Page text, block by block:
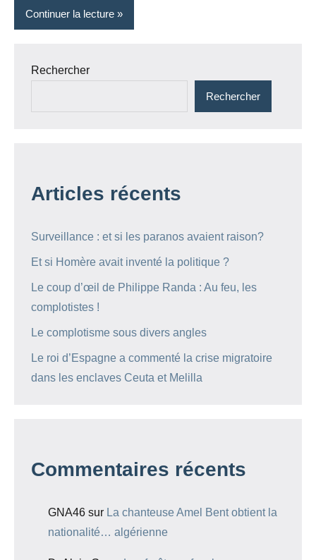
Continuer la lecture
Rechercher
Rechercher
Articles récents
Surveillance : et si les paranos avaient raison?
Et si Homère avait inventé la politique ?
Le coup d’œil de Philippe Randa : Au feu, les
complotistes !
Le complotisme sous divers angles
Le roi d’Espagne a commenté la crise migratoire
dans les enclaves Ceuta et Melilla
Commentaires récents
GNA46 sur La chanteuse Amel Bent obtient la
nationalité… algérienne